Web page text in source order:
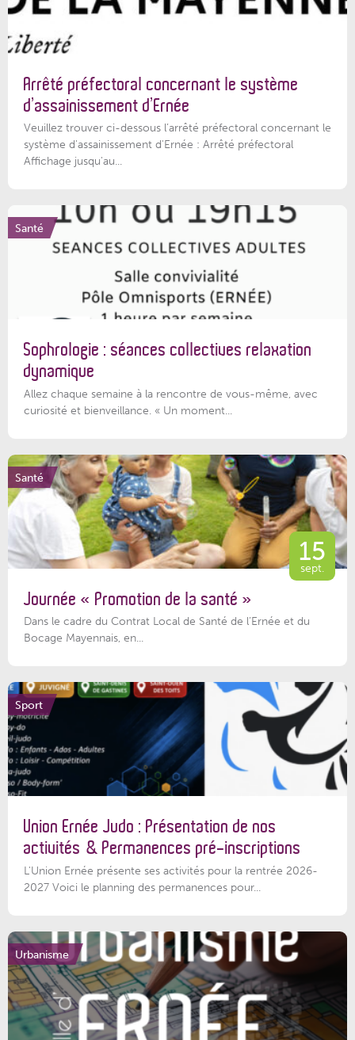
Arrêté préfectoral concernant le système
d’assainissement d’Ernée
Veuillez trouver ci-dessous l’arrêté préfectoral concernant le
système d'assainissement d'Ernée : Arrêté préfectoral
Affichage jusqu'au...
Santé
Sophrologie : séances collectives relaxation
dynamique
Allez chaque semaine à la rencontre de vous-même, avec
curiosité et bienveillance. « Un moment...
Santé
15
sept.
Journée « Promotion de la santé »
Dans le cadre du Contrat Local de Santé de l’Ernée et du
Bocage Mayennais, en...
Sport
Union Ernée Judo : Présentation de nos
activités & Permanences pré-inscriptions
L'Union Ernée présente ses activités pour la rentrée 2026-
2027 Voici le planning des permanences pour...
Urbanisme